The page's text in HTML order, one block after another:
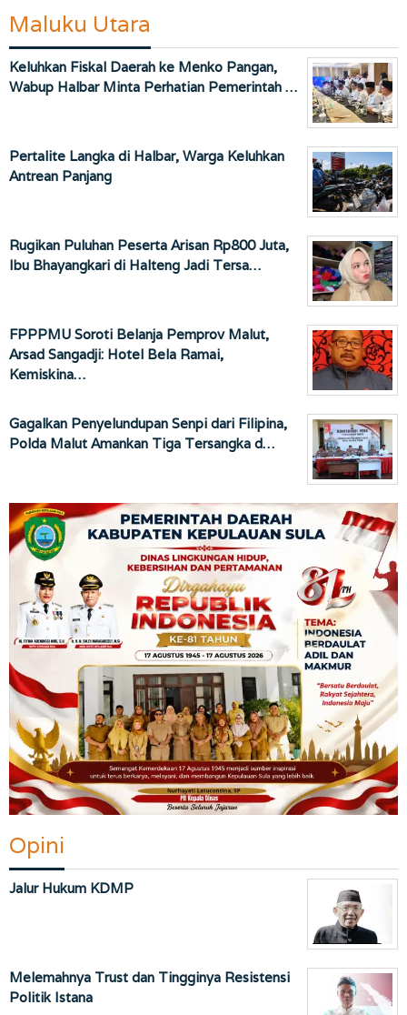
Maluku Utara
Keluhkan Fiskal Daerah ke Menko Pangan,
Wabup Halbar Minta Perhatian Pemerintah …
Pertalite Langka di Halbar, Warga Keluhkan
Antrean Panjang
Rugikan Puluhan Peserta Arisan Rp800 Juta,
Ibu Bhayangkari di Halteng Jadi Tersa…
FPPPMU Soroti Belanja Pemprov Malut,
Arsad Sangadji: Hotel Bela Ramai,
Kemiskina…
Gagalkan Penyelundupan Senpi dari Filipina,
Polda Malut Amankan Tiga Tersangka d…
Opini
Jalur Hukum KDMP
Melemahnya Trust dan Tingginya Resistensi
Politik Istana